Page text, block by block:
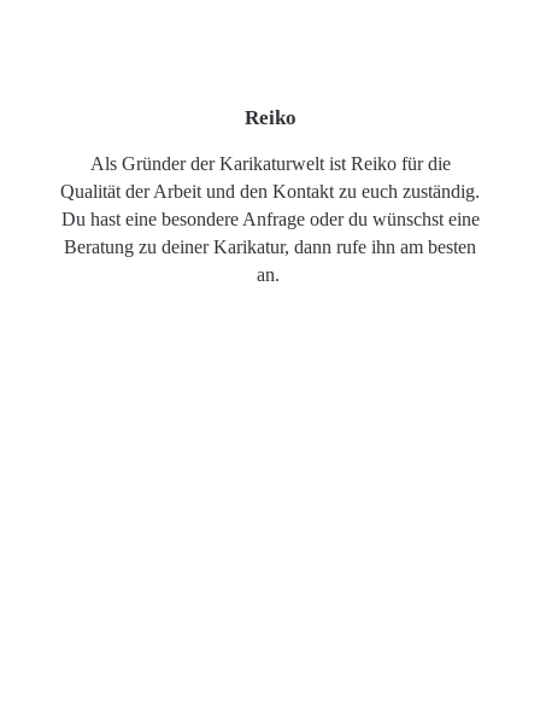
Reiko
Als Gründer der Karikaturwelt ist Reiko für die
Qualität der Arbeit und den Kontakt zu euch zuständig.
Du hast eine besondere Anfrage oder du wünschst eine
Beratung zu deiner Karikatur, dann rufe ihn am besten
an.